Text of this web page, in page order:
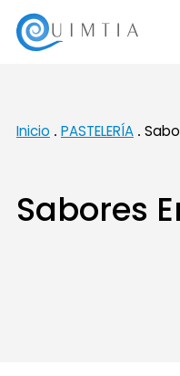
Inicio PASTELERÍA
Sabores